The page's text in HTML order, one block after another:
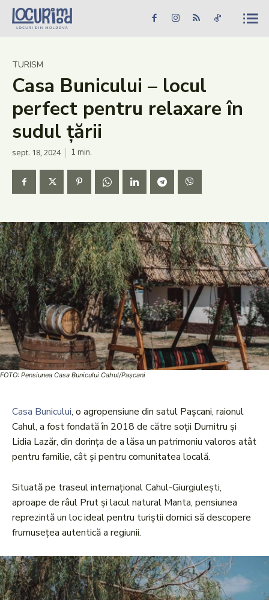
Caută în site... Căutare
Știri
Evenimente
Dezvoltare rurală
Vinării
Patrimoniu
Produs Acasă
TURISM
Casa Bunicului – locul
perfect pentru relaxare în
sudul țării
sept. 18, 2024 1 min.
FOTO: Pensiunea Casa Bunicului Cahul/Pașcani
Casa Bunicului, o agropensiune din satul Pașcani, raionul
Cahul, a fost fondată în 2018 de către soții Dumitru și
Lidia Lazăr, din dorința de a lăsa un patrimoniu valoros atât
pentru familie, cât și pentru comunitatea locală.
Situată pe traseul internațional Cahul-Giurgiulești,
aproape de râul Prut și lacul natural Manta, pensiunea
reprezintă un loc ideal pentru turiștii dornici să descopere
frumusețea autentică a regiunii.